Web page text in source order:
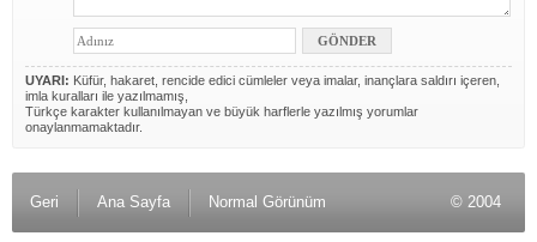
UYARI: Küfür, hakaret, rencide edici cümleler veya imalar, inançlara saldırı içeren,
imla kuralları ile yazılmamış,
Türkçe karakter kullanılmayan ve büyük harflerle yazılmış yorumlar
onaylanmamaktadır.
Geri Ana Sayfa Normal Görünüm © 2004